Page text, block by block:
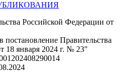
Российской Федерации от
Правительства
18 января 2024 г. № 23"